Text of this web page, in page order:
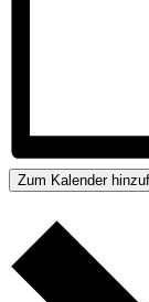
Zum Kalender